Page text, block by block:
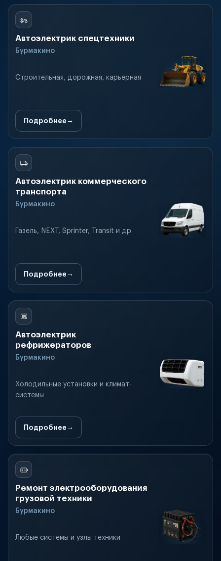
Автоэлектрик спецтехники
Бурмакино
Строительная, дорожная, карьерная
Подробнее
Автоэлектрик коммерческого
транспорта
Бурмакино
Газель, NEXT, Sprinter, Transit и др.
Подробнее
Автоэлектрик
рефрижераторов
Бурмакино
Холодильные установки и климат-
системы
Подробнее
Ремонт электрооборудования
грузовой техники
Бурмакино
Любые системы и узлы техники